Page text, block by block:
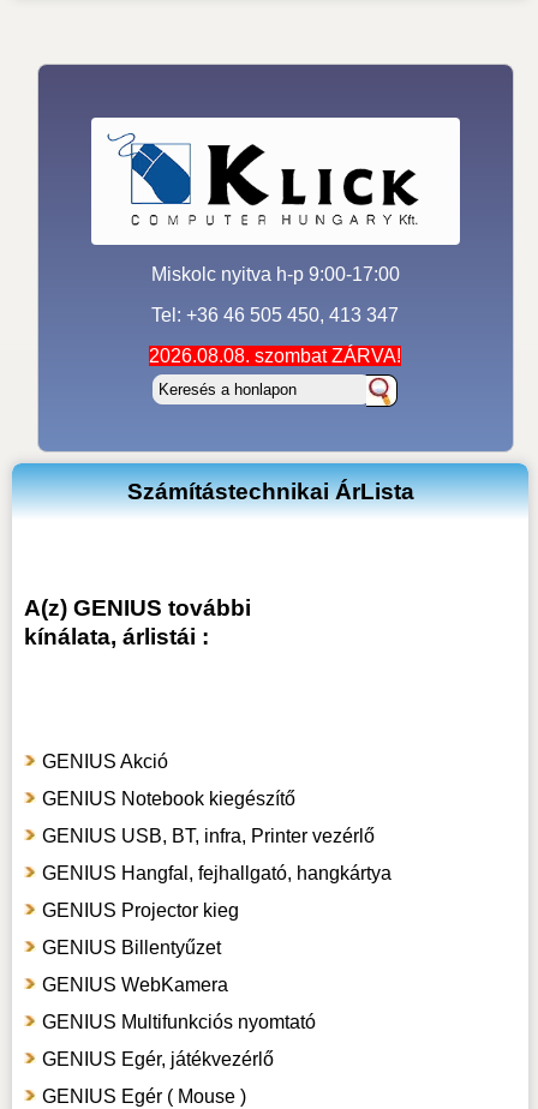
Miskolc nyitva h-p 9:00-17:00
Tel: +36 46 505 450, 413 347
2026.08.08. szombat ZÁRVA!
Számítástechnikai ÁrLista
A(z) GENIUS további
kínálata, árlistái :
GENIUS Akció
GENIUS Notebook kiegészítő
GENIUS USB, BT, infra, Printer vezérlő
GENIUS Hangfal, fejhallgató, hangkártya
GENIUS Projector kieg
GENIUS Billentyűzet
GENIUS WebKamera
GENIUS Multifunkciós nyomtató
GENIUS Egér, játékvezérlő
GENIUS Egér ( Mouse )